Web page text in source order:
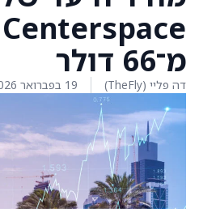
מ־66 דולר
דה פליי (TheFly) 19 בפברואר 2026